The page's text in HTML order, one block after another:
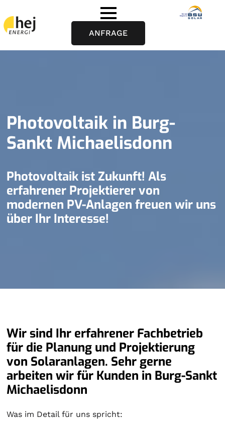
ANFRAGE
Photovoltaik in Burg-
Sankt Michaelisdonn
Photovoltaik ist Zukunft! Als
erfahrener Projektierer von
modernen PV-Anlagen freuen wir uns
über Ihr Interesse!
Wir sind Ihr erfahrener Fachbetrieb
für die Planung und Projektierung
von Solaranlagen. Sehr gerne
arbeiten wir für Kunden in Burg-Sankt
Michaelisdonn
Was im Detail für uns spricht: